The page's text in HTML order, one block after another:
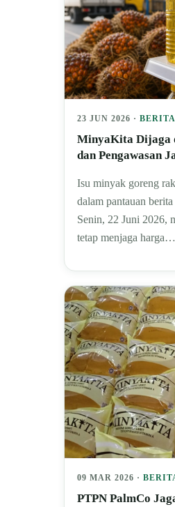
23 JUN 2026 · BERITA
MinyaKita Dijaga
dan Pengawasan
Isu minyak goreng
dalam pantauan
Senin, 22 Juni 2026,
tetap menjaga harga…
09 MAR 2026 ·
PTPN PalmCo